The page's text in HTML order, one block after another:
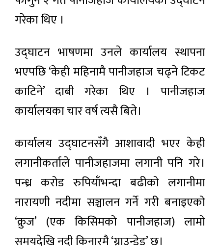
गरेका थिए ।
उद्घाटन भाषणमा उनले कार्यालय स्थापना
भएपछि ‘केही महिनामै पानीजहाज चढ्ने टिकट
काटिने’ दाबी गरेका थिए । पानीजहाज
कार्यालयका चार वर्ष त्यसै बिते।
कार्यालय उद्घाटनसँगै आशावादी भएर केही
लगानीकर्ताले पानीजहाजमा लगानी पनि गरे।
पन्ध्र करोड रुपियाँभन्दा बढीको लगानीमा
नारायणी नदीमा सञ्चालन गर्ने गरी बनाइएको
‘क्रुज’ (एक किसिमको पानीजहाज) लामो
समयदेखि नदी किनारमै ‘ग्राउन्डेड’ छ।